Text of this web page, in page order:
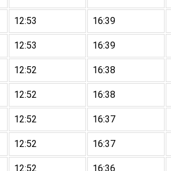
12:53 16:39
12:53 16:39
12:52 16:38
12:52 16:38
12:52 16:37
12:52 16:37
12:52 16:36